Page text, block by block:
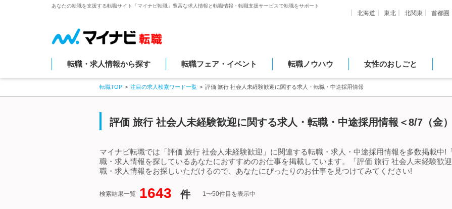
あなたの転職を支援する転職サイト「マイナビ転職」豊富な求人情報と転職情報・転職支援サービスで転職をサポート
北海道 東北 北関東 首都圏
転職・求人情報から探す 転職フェア・イベント 転職ノウハウ 女性のおしごと
転職TOP 注目の求人検索ワード一覧 評価 旅行 社会人未経験歓迎に関する求人・転職・中途採用情報
評価 旅行 社会人未経験歓迎に関する求人・転職・中途採用情報＜8/7（金
マイナビ転職では「評価 旅行 社会人未経験歓迎」に関連する転職・求人・中途採用情報を多数掲載中!
職・求人情報を探しているあなたにおすすめのお仕事を掲載しています。「評価 旅行 社会人未経験歓
職・求人情報をお探しいただけるので、あなたにぴったりのお仕事を見つけてみてください!
検索結果一覧 1643 件 1〜50件目を表示中